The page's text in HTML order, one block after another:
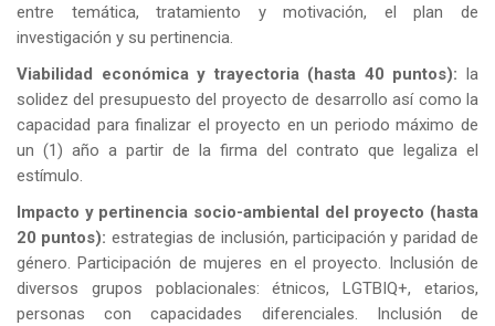
entre temática, tratamiento y motivación, el plan de
investigación y su pertinencia.
Viabilidad económica y trayectoria (hasta 40 puntos): la
solidez del presupuesto del proyecto de desarrollo así como la
capacidad para finalizar el proyecto en un periodo máximo de
un (1) año a partir de la firma del contrato que legaliza el
estímulo.
Impacto y pertinencia socio-ambiental del proyecto (hasta
20 puntos): estrategias de inclusión, participación y paridad de
género. Participación de mujeres en el proyecto. Inclusión de
diversos grupos poblacionales: étnicos, LGTBIQ+, etarios,
personas con capacidades diferenciales. Inclusión de